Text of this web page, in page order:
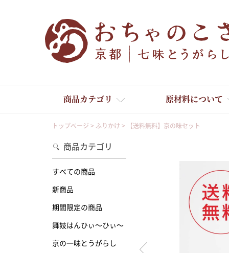
商品カテゴリ
舞妓はんひぃ～ひぃ～
京の一味とうがらし
京の七味とうがらし
原材料について
トップページ ふりかけ 【送料無料】京の味セット
商品カテゴリ
すべての商品
新商品
期間限定の商品
舞妓はんひぃ～ひぃ～
京の一味とうがらし